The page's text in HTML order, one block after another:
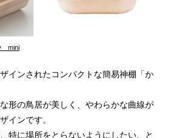
mini
インされたコンパクトな簡易神棚「か
形の鳥居が美しく、やわらかな曲線が
インです。
特に場所をとらないようにしたい、と